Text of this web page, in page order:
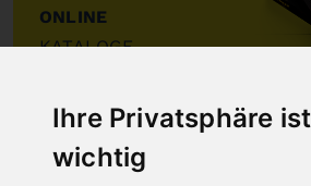
Ihre Privatsphäre
wichtig
ONLINE
KATALOGE